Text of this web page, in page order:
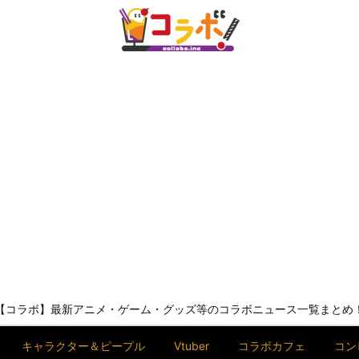
【コラボ】最新アニメ・ゲーム・グッズ等のコラボニュース一覧まとめ！
キャラクター＆ピープル Vtuber コラボカフェ コ